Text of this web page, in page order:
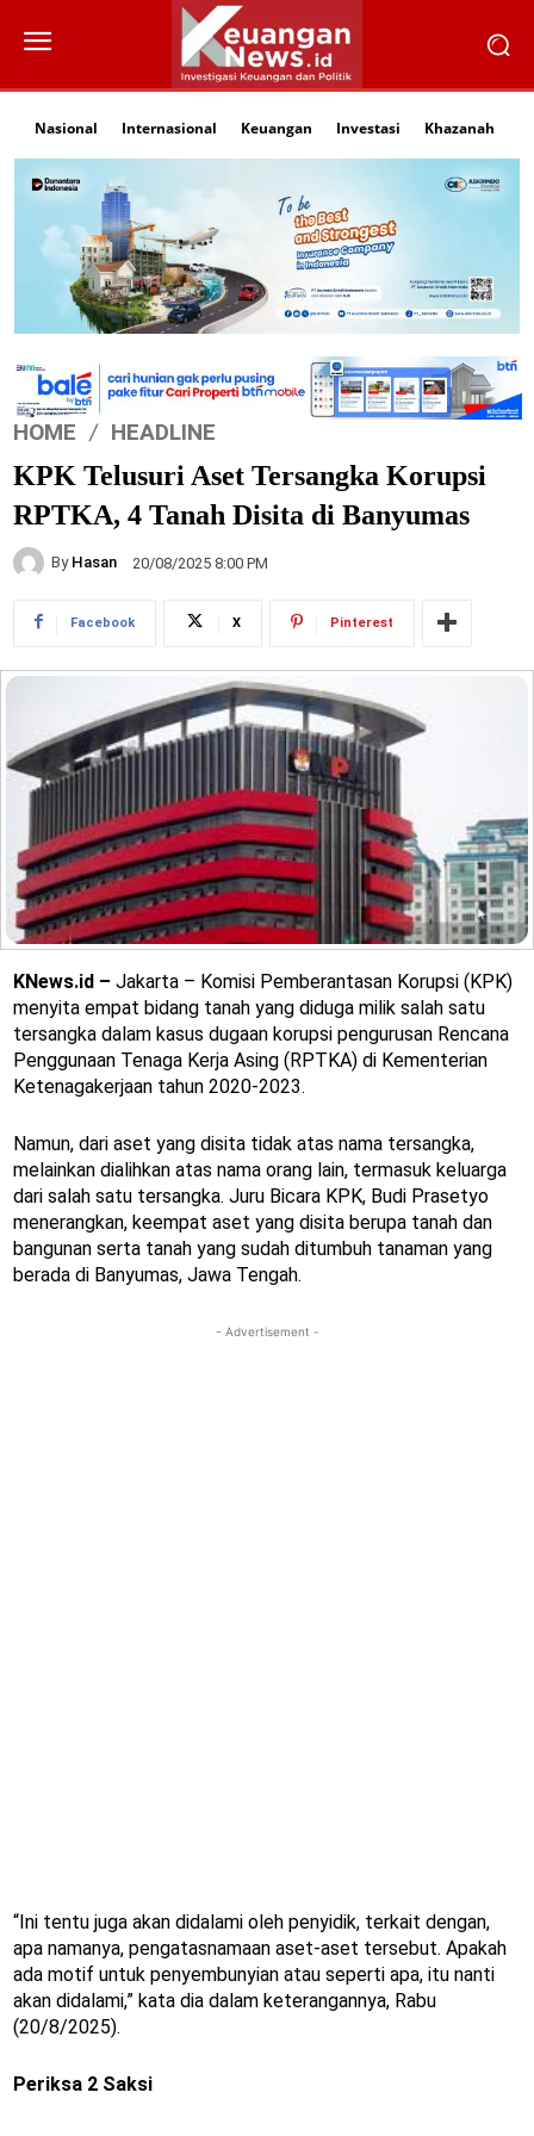
Nasional Internasional Keuangan Investasi Khazanah
HOME HEADLINE
KPK Telusuri Aset Tersangka Korupsi
RPTKA, 4 Tanah Disita di Banyumas
By Hasan 20/08/2025 8:00 PM
Facebook X Pinterest
KNews.id – Jakarta – Komisi Pemberantasan Korupsi (KPK)
menyita empat bidang tanah yang diduga milik salah satu
tersangka dalam kasus dugaan korupsi pengurusan Rencana
Penggunaan Tenaga Kerja Asing (RPTKA) di Kementerian
Ketenagakerjaan tahun 2020-2023.
Namun, dari aset yang disita tidak atas nama tersangka,
melainkan dialihkan atas nama orang lain, termasuk keluarga
dari salah satu tersangka. Juru Bicara KPK, Budi Prasetyo
menerangkan, keempat aset yang disita berupa tanah dan
bangunan serta tanah yang sudah ditumbuh tanaman yang
berada di Banyumas, Jawa Tengah.
- Advertisement -
“Ini tentu juga akan didalami oleh penyidik, terkait dengan,
apa namanya, pengatasnamaan aset-aset tersebut. Apakah
ada motif untuk penyembunyian atau seperti apa, itu nanti
akan didalami,” kata dia dalam keterangannya, Rabu
(20/8/2025).
Periksa 2 Saksi